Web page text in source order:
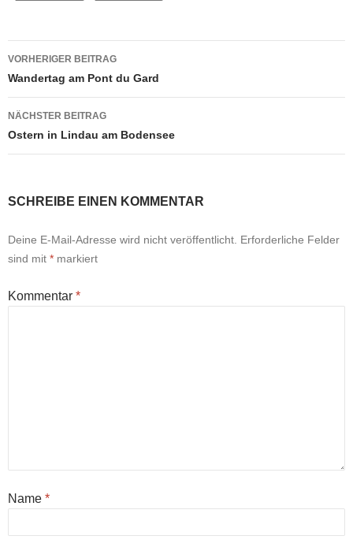
Beitrags-
Navigation
VORHERIGER BEITRAG
Wandertag am Pont du Gard
NÄCHSTER BEITRAG
Ostern in Lindau am Bodensee
SCHREIBE EINEN KOMMENTAR
Deine E-Mail-Adresse wird nicht veröffentlicht. Erforderliche Felder
sind mit * markiert
Kommentar *
Name *